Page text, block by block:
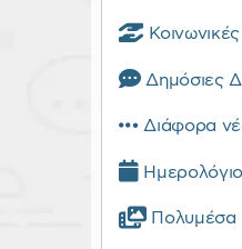
Δημόσιες
Διάφορα
Πολυμέσα